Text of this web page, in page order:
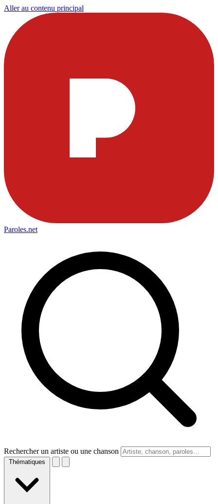
Aller au contenu principal
Paroles.net
Rechercher un artiste ou une chanson
Thématiques